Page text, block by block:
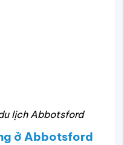
lịch Abbotsford
ở Abbotsford